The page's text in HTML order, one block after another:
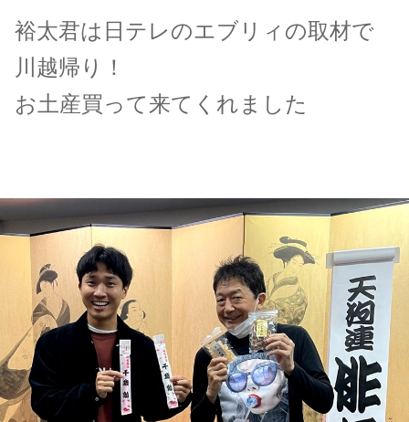
裕太君は日テレのエブリィの取材で
川越帰り！
お土産買って来てくれました